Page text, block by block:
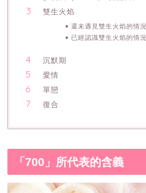
雙生火焰
還未遇見雙生火焰的情況
已經認識雙生火焰的情況
沉默期
愛情
單戀
復合
「700」所代表的含義